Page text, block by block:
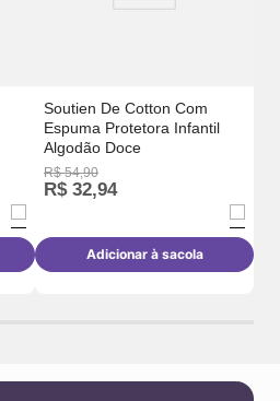
Soutien De Cotton Com
Espuma Protetora Infantil
Algodão Doce
R$ 54,90
R$ 32,94
Adicionar à sacola